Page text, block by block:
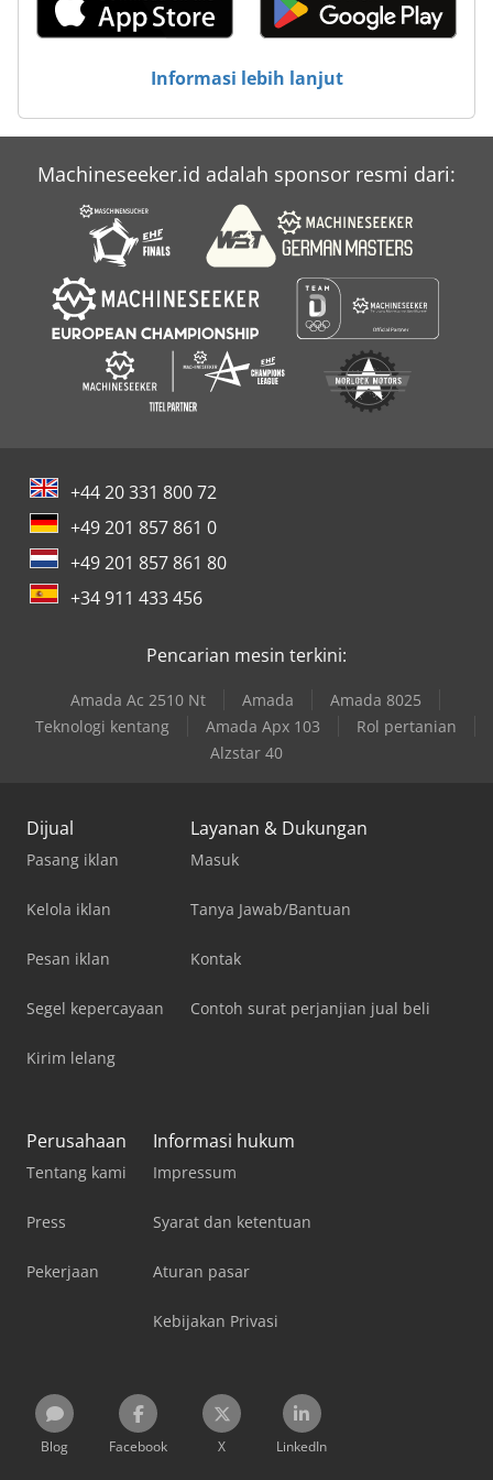
Informasi lebih lanjut
Machineseeker.id adalah sponsor resmi dari:
+44 20 331 800 72
+49 201 857 861 0
+49 201 857 861 80
+34 911 433 456
Pencarian mesin terkini:
Amada Ac 2510 Nt Amada
Amada 8025
Teknologi kentang
Amada Apx 103
Rol pertanian
Alzstar 40
Dijual
Pasang iklan
Kelola iklan
Pesan iklan
Segel kepercayaan
Kirim lelang
Layanan & Dukungan
Masuk
Tanya Jawab/Bantuan
Kontak
Contoh surat perjanjian jual beli
Perusahaan
Tentang kami
Press
Pekerjaan
Informasi hukum
Impressum
Syarat dan ketentuan
Aturan pasar
Kebijakan Privasi
Blog Facebook X LinkedIn